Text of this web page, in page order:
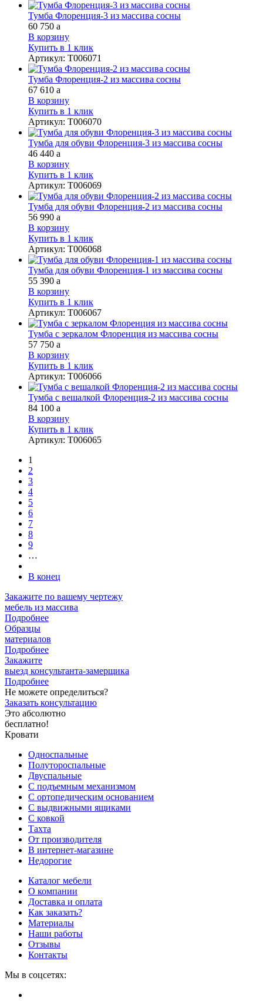
Тумба Флоренция-3 из массива сосны
60 750 a
В корзину
Купить в 1 клик
Артикул: Т006071
Тумба Флоренция-2 из массива сосны
67 610 a
В корзину
Купить в 1 клик
Артикул: Т006070
Тумба для обуви Флоренция-3 из массива сосны
46 440 a
В корзину
Купить в 1 клик
Артикул: Т006069
Тумба для обуви Флоренция-2 из массива сосны
56 990 a
В корзину
Купить в 1 клик
Артикул: Т006068
Тумба для обуви Флоренция-1 из массива сосны
55 390 a
В корзину
Купить в 1 клик
Артикул: Т006067
Тумба с зеркалом Флоренция из массива сосны
57 750 a
В корзину
Купить в 1 клик
Артикул: Т006066
Тумба с вешалкой Флоренция-2 из массива сосны
84 100 a
В корзину
Купить в 1 клик
Артикул: Т006065
1
2
3
4
5
6
7
8
9
…
В конец
Закажите по вашему чертежу
мебель из массива
Подробнее
Образцы
материалов
Подробнее
Закажите
выезд консультанта-замерщика
Подробнее
Не можете определиться?
Заказать консультацию
Это абсолютно
бесплатно!
Кровати
Односпальные
Полутороспальные
Двуспальные
С подъемным механизмом
С ортопедическим основанием
С выдвижными ящиками
С ковкой
Тахта
От производителя
В интернет-магазине
Недорогие
Каталог мебели
О компании
Доставка и оплата
Как заказать?
Материалы
Наши работы
Отзывы
Контакты
Мы в соцсетях: